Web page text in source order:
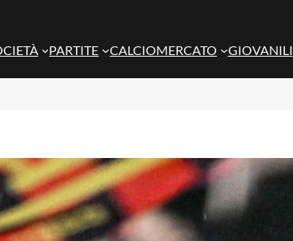
PARTITE CALCIOMERCATO GIOVANILI